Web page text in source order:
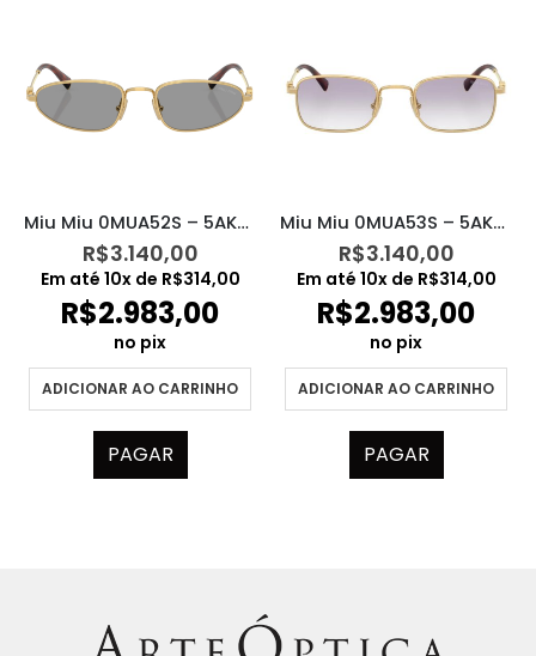
Miu Miu 0MUA52S – 5AK40O
R$3.140,00
Em até 10x de R$314,00
R$2.983,00
no pix
ADICIONAR AO CARRINHO
PAGAR
Miu Miu 0MUA53S – 5AK04O
R$3.140,00
Em até 10x de R$314,00
R$2.983,00
no pix
ADICIONAR AO CARRINHO
PAGAR